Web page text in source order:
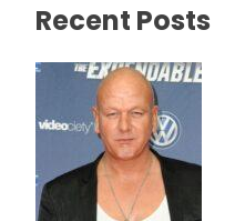
Recent Posts